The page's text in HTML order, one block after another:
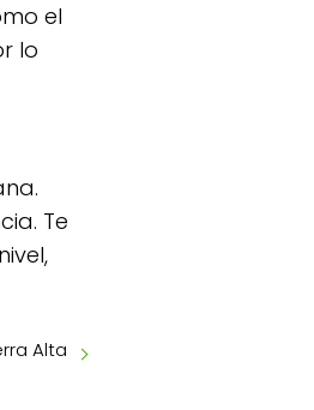
el
lo
Te
Alta